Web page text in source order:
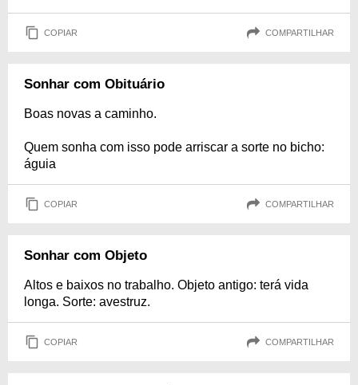
COPIAR COMPARTILHAR
Sonhar com Obituário
Boas novas a caminho.
Quem sonha com isso pode arriscar a sorte no bicho:
águia
COPIAR COMPARTILHAR
Sonhar com Objeto
Altos e baixos no trabalho. Objeto antigo: terá vida
longa. Sorte: avestruz.
COPIAR COMPARTILHAR